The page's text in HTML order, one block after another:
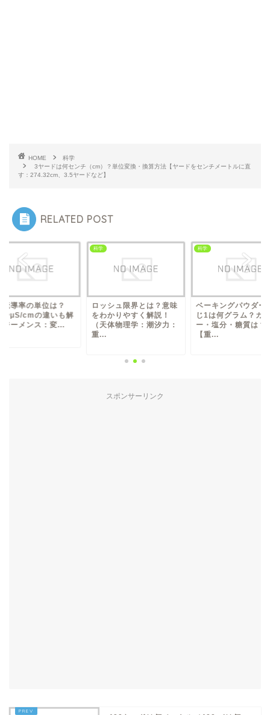
HOME
科学
3ヤードは何センチ（cm）？単位変換・換算方法【ヤードをセンチメートルに直
す：274.32cm、3.5ヤードなど】
RELATED POST
シュ限界とは？意味
かりやすく解説！
体物理学：潮汐力：
科学
ベーキングパウダー大さ
じ1は何グラム？カロリ
ー・塩分・糖質は？
【重...
科学
電気伝導率の単位は
S/mやμS/cmの違い
説（ジーメンス：変
スポンサーリンク